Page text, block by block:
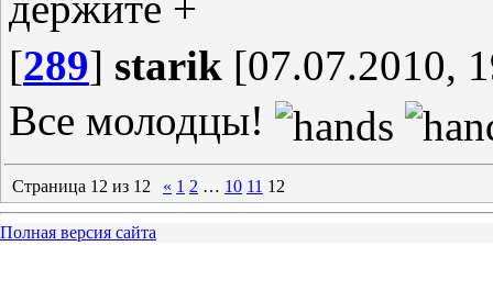
[289] starik [07.07.2010,
Все молодцы!
Страница 12 из 12 « 1 2 … 10 11 12
Полная версия сайта